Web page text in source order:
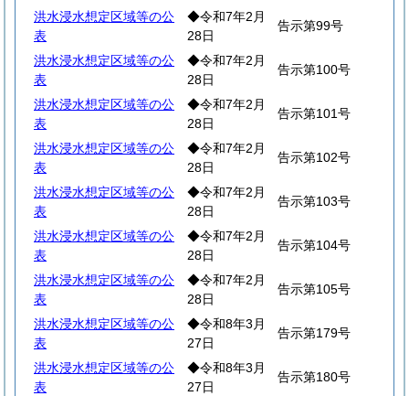
洪水浸水想定区域等の公
表
◆令和7年2月
28日
告示第99号
洪水浸水想定区域等の公
表
◆令和7年2月
28日
告示第100号
洪水浸水想定区域等の公
表
◆令和7年2月
28日
告示第101号
洪水浸水想定区域等の公
表
◆令和7年2月
28日
告示第102号
洪水浸水想定区域等の公
表
◆令和7年2月
28日
告示第103号
洪水浸水想定区域等の公
表
◆令和7年2月
28日
告示第104号
洪水浸水想定区域等の公
表
◆令和7年2月
28日
告示第105号
洪水浸水想定区域等の公
表
◆令和8年3月
27日
告示第179号
洪水浸水想定区域等の公
表
◆令和8年3月
27日
告示第180号